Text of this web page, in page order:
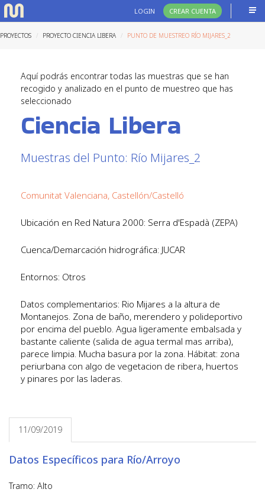
LOGIN CREAR CUENTA
PROYECTOS PROYECTO CIENCIA LIBERA PUNTO DE MUESTREO RÍO MIJARES_2
Aquí podrás encontrar todas las muestras que se han
recogido y analizado en el punto de muestreo que has
seleccionado
Ciencia Libera
Muestras del Punto: Río Mijares_2
Comunitat Valenciana, Castellón/Castelló
Ubicación en Red Natura 2000: Serra d'Espadà (ZEPA)
Cuenca/Demarcación hidrográfica: JUCAR
Entornos: Otros
Datos complementarios: Rio Mijares a la altura de
Montanejos. Zona de baño, merendero y polideportivo
por encima del pueblo. Agua ligeramente embalsada y
bastante caliente (salida de agua termal mas arriba),
parece limpia. Mucha basura por la zona. Hábitat: zona
periurbana con algo de vegetacion de ribera, huertos
y pinares por las laderas.
11/09/2019
Datos Específicos para Río/Arroyo
Tramo: Alto